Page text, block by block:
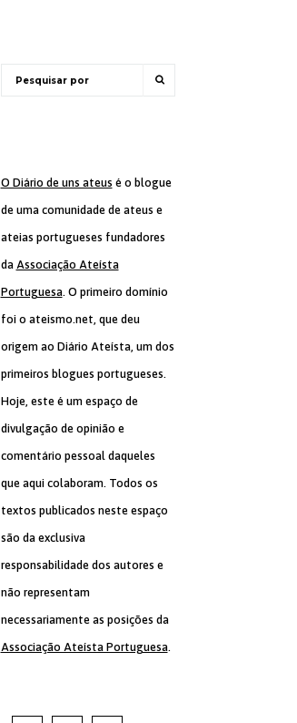
O Diário de uns ateus é o blogue
de uma comunidade de ateus e
ateias portugueses fundadores
da Associação Ateísta
Portuguesa. O primeiro domínio
foi o ateismo.net, que deu
origem ao Diário Ateísta, um dos
primeiros blogues portugueses.
Hoje, este é um espaço de
divulgação de opinião e
comentário pessoal daqueles
que aqui colaboram. Todos os
textos publicados neste espaço
são da exclusiva
responsabilidade dos autores e
não representam
necessariamente as posições da
Associação Ateísta Portuguesa.